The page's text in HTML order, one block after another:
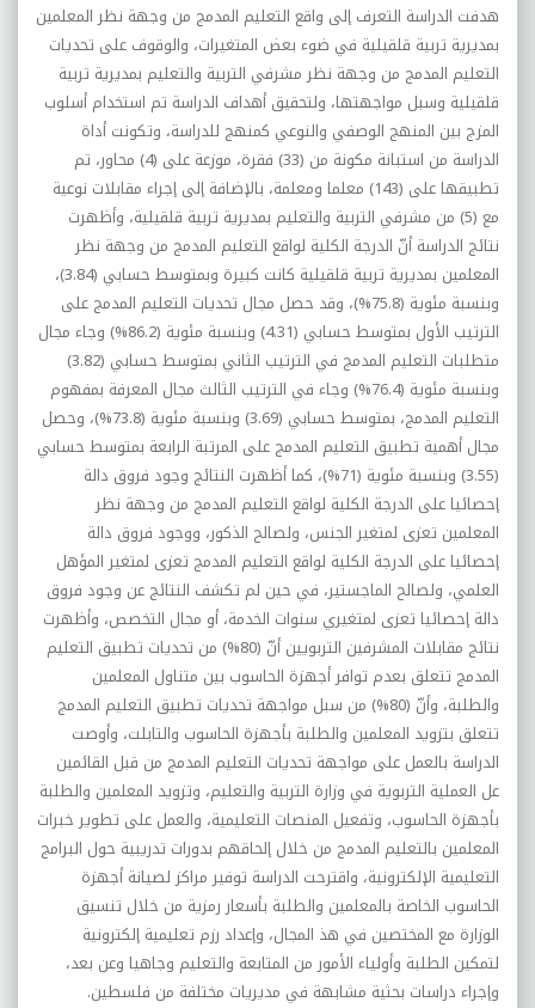
هدفت الدراسة التعرف إلى واقع التعليم المدمج من وجهة نظر المعلمين
بمديرية تربية قلقيلية في ضوء بعض المتغيرات، والوقوف على تحديات
التعليم المدمج من وجهة نظر مشرفي التربية والتعليم بمديرية تربية
قلقيلية وسبل مواجهتها، ولتحقيق أهداف الدراسة تم استخدام أسلوب
المزج بين المنهج الوصفي والنوعي كمنهج للدراسة، وتكونت أداة
الدراسة من استبانة مكونة من (33) فقرة، موزعة على (4) محاور، تم
تطبيقها على (143) معلما ومعلمة، بالإضافة إلى إجراء مقابلات نوعية
مع (5) من مشرفي التربية والتعليم بمديرية تربية قلقيلية، وأظهرت
نتائج الدراسة أنّ الدرجة الكلية لواقع التعليم المدمج من وجهة نظر
المعلمين بمديرية تربية قلقيلية كانت كبيرة وبمتوسط حسابي (3.84)،
وبنسبة مئوية (75.8%)، وقد حصل مجال تحديات التعليم المدمج على
الترتيب الأول بمتوسط حسابي (4.31) وبنسبة مئوية (86.2%) وجاء مجال
متطلبات التعليم المدمج في الترتيب الثاني بمتوسط حسابي (3.82)
وبنسبة مئوية (76.4%) وجاء في الترتيب الثالث مجال المعرفة بمفهوم
التعليم المدمج، بمتوسط حسابي (3.69) وبنسبة مئوية (73.8%)، وحصل
مجال أهمية تطبيق التعليم المدمج على المرتبة الرابعة بمتوسط حسابي
(3.55) وبنسبة مئوية (71%)، كما أظهرت النتائج وجود فروق دالة
إحصائيا على الدرجة الكلية لواقع التعليم المدمج من وجهة نظر
المعلمين تعزى لمتغير الجنس، ولصالح الذكور، ووجود فروق دالة
إحصائيا على الدرجة الكلية لواقع التعليم المدمج تعزى لمتغير المؤهل
العلمي، ولصالح الماجستير، في حين لم تكشف النتائج عن وجود فروق
دالة إحصائيا تعزى لمتغيري سنوات الخدمة، أو مجال التخصص، وأظهرت
نتائج مقابلات المشرفين التربويين أنّ (80%) من تحديات تطبيق التعليم
المدمج تتعلق بعدم توافر أجهزة الحاسوب بين متناول المعلمين
والطلبة، وأنّ (80%) من سبل مواجهة تحديات تطبيق التعليم المدمج
تتعلق بتزويد المعلمين والطلبة بأجهزة الحاسوب والتابلت، وأوصت
الدراسة بالعمل على مواجهة تحديات التعليم المدمج من قبل القائمين
عل العملية التربوية في وزارة التربية والتعليم، وتزويد المعلمين والطلبة
بأجهزة الحاسوب، وتفعيل المنصات التعليمية، والعمل على تطوير خبرات
المعلمين بالتعليم المدمج من خلال إلحاقهم بدورات تدريبية حول البرامج
التعليمية الإلكترونية، واقترحت الدراسة توفير مراكز لصيانة أجهزة
الحاسوب الخاصة بالمعلمين والطلبة بأسعار رمزية من خلال تنسيق
الوزارة مع المختصين في هذ المجال، وإعداد رزم تعليمية إلكترونية
لتمكين الطلبة وأولياء الأمور من المتابعة والتعليم وجاهيا وعن بعد،
وإجراء دراسات بحثية مشابهة في مديريات مختلفة من فلسطين.